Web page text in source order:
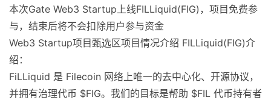
本次Gate Web3 Startup上线FILLiquid(FIG)，项目免费参
与，结束后将不会扣除用户参与资金
Web3 Startup项目甄选区项目情况介绍 FILLiquid(FIG)介
绍：
FiLLiquid 是 Filecoin 网络上唯一的去中心化、开源协议，
并拥有治理代币 $FIG。我们的目标是帮助 $FIL 代币持有者